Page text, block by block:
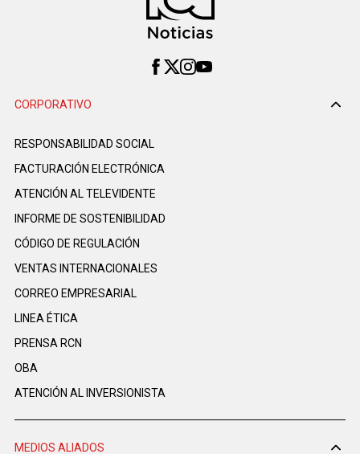
CORPORATIVO
RESPONSABILIDAD SOCIAL
FACTURACIÓN ELECTRÓNICA
ATENCIÓN AL TELEVIDENTE
INFORME DE SOSTENIBILIDAD
CÓDIGO DE REGULACIÓN
VENTAS INTERNACIONALES
CORREO EMPRESARIAL
LINEA ÉTICA
PRENSA RCN
OBA
ATENCIÓN AL INVERSIONISTA
MEDIOS ALIADOS